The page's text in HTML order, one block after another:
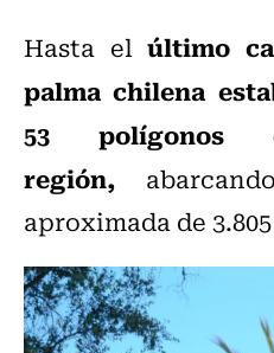
Hasta el último
palma chilena
53
región,
aproximada de